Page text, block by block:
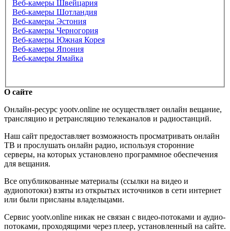
Веб-камеры Швейцария
Веб-камеры Шотландия
Веб-камеры Эстония
Веб-камеры Черногория
Веб-камеры Южная Корея
Веб-камеры Япония
Веб-камеры Ямайка
О сайте
Онлайн-ресурс yootv.online не осуществляет онлайн вещание,
трансляцию и ретрансляцию телеканалов и радиостанций.
Наш сайт предоставляет возможность просматривать онлайн
ТВ и прослушать онлайн радио, используя сторонние
серверы, на которых установлено программное обеспечения
для вещания.
Все опубликованные материалы (ссылки на видео и
аудиопотоки) взяты из открытых источников в сети интернет
или были присланы владельцами.
Сервис yootv.online никак не связан с видео-потоками и аудио-
потоками, проходящими через плеер, установленный на сайте.